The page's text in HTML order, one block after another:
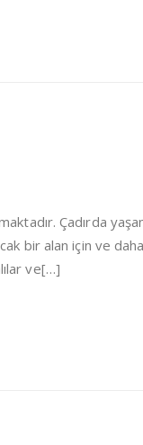
Çadırda
bir alan için ve daha
ve[…]